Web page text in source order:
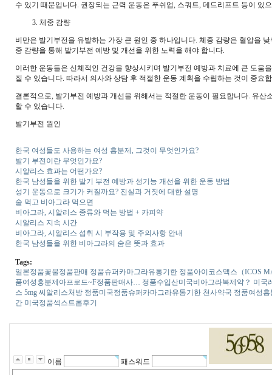
수 있기 때문입니다. 권장되는 근력 운동은 푸쉬업, 스쿼트, 데드리프트 등이 있
체중 감량
비만은 발기부전을 유발하는 가장 큰 원인 중 하나입니다. 체중 감량은 혈압을
중 감량을 통해 발기부전 예방 및 개선을 위한 노력을 해야 합니다.
이러한 운동들은 신체적인 건강을 향상시키며 발기부전 예방과 치료에 큰 도
질 수 있습니다. 따라서 의사와 상담 후 적절한 운동 계획을 수립하는 것이 중요
결론적으로, 발기부전 예방과 개선을 위해서는 적절한 운동이 필요합니다. 유
할 수 있습니다.
발기부전 원인
한국 여성들도 사용하는 여성 흥분제, 그것이 무엇인가요?
발기 부전이란 무엇인가요?
시알리스 효과는 어떤가요?
한국 남성들을 위한 발기 부전 예방과 성기능 개선을 위한 운동 방법
성기 운동으로 크기가 커질까요? 진실과 거짓에 대한 설명
술 먹고 비아그라 먹으면
비아그라, 시알리스 종류와 먹는 방법 + 카피약
시알리스 지속 시간
비아그라, 시알리스 섭취 시 부작용 및 주의사항 안내
한국 남성들을 위한 비아그라의 숨은 뜻과 효과
Tags:
일본정품꽃물정품판매 정품슈퍼카마그라유통기한 정품아이코스맥스（ICOS
품여성흥분제아프로드~F정품판매사… 정품수입산미국비­아그라복제약？ 미국
스 5mg 씨­알리스처방 정품미국정품슈퍼카마그라유통기한 천사약국 정품여성
간 미국정품섹스트롭후기
이름 패스워드